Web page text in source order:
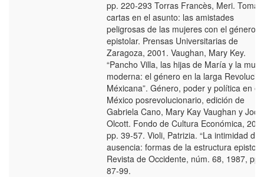
pp. 220-293 Torras Francès, Meri.
cartas en el asunto: las amistades
peligrosas de las mujeres con el género
epistolar. Prensas Universitarias de
Zaragoza, 2001. Vaughan, Mary Key.
“Pancho Villa, las hijas de María y la
moderna: el género en la larga
Méxicana”. Género, poder y política en el
México posrevolucionario, edición de
Gabriela Cano, Mary Kay Vaughan y
Olcott. Fondo de Cultura Económica,
pp. 39-57. Violi, Patrizia. “La intimidad de
ausencia: formas de la estructura
Revista de Occidente, núm. 68, 1987, pp.
87-99.